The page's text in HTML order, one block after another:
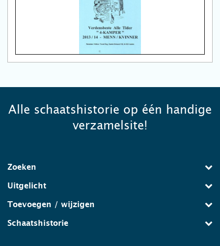
Alle schaatshistorie op één handige
verzamelsite!
Zoeken
Uitgelicht
Toevoegen / wijzigen
Schaatshistorie